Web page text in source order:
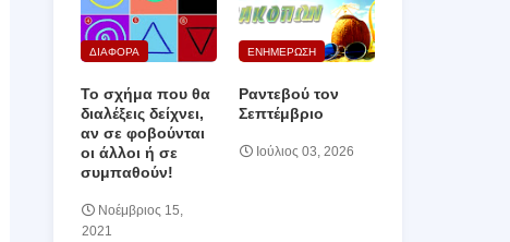
ΔΙΑΦΟΡΑ
Το σχήμα που θα
διαλέξεις δείχνει,
αν σε φοβούνται
οι άλλοι ή σε
συμπαθούν!
Νοέμβριος 15,
2021
ΕΝΗΜΕΡΩΣΗ
Ραντεβού τον
Σεπτέμβριο
Ιούλιος 03, 2026